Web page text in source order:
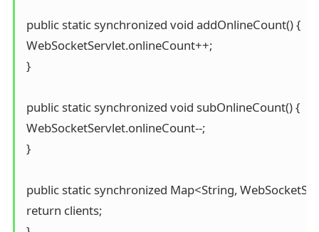
public static synchronized void addOnlineCount() {
WebSocketServlet.onlineCount++;
}
public static synchronized void subOnlineCount() {
WebSocketServlet.onlineCount--;
}
public static synchronized Map<String,
return clients;